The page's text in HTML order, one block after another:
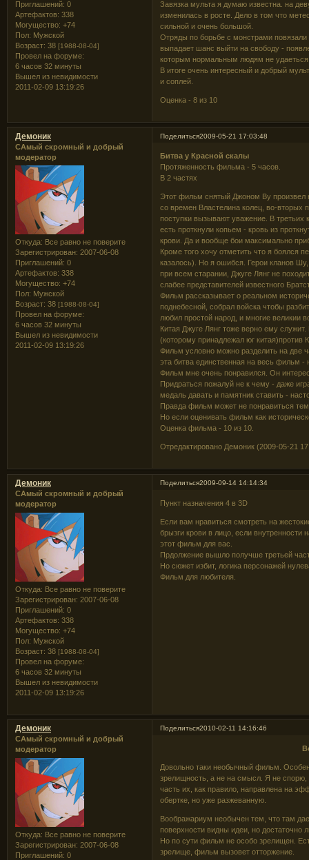
Приглашений: 0
Артефактов: 338
Могущество: +74
Пол: Мужской
Возраст: 38 [1988-08-04]
Провел на форуме:
6 часов 32 минуты
Вышел из невидимости
2011-02-09 13:19:26
Завязка мульта я думаю известна. на
изменилась в росте. Дело в том что
сильной и очень большой.
Отряды по борьбе с монстрами
выпадает шанс выйти на свободу -
которым нормальным людям не удаеться
В итоге очень интересный и добрый
и соплей.
Оценка - 8 из 10
Поделиться2009-05-21 17:03:48
Демоник
САмый скромный и добрый
модератор
Откуда: Все равно не поверите
Зарегистрирован: 2007-06-08
Приглашений: 0
Артефактов: 338
Могущество: +74
Пол: Мужской
Возраст: 38 [1988-08-04]
Провел на форуме:
6 часов 32 минуты
Вышел из невидимости
2011-02-09 13:19:26
Битва у Красной скалы
Протяженность фильма - 5 часов.
В 2 частях
Этот фильм снятый Джоном Ву произвел
со времен Властелина колец, во-вторых
поступки вызывают уважение. В третьих
есть проткнули копьем - кровь из
крови. Да и вообще бои максимально
Кроме того хочу отметить что я боялся
казалось). Но я ошибся. Герои кланов
при всем старании, Джуге Лянг не
слабее представителей известного
Фильм рассказывает о реальном
поднебесной, собрал войска чтобы
любил простой народ, и многие великии
Китая Джуге Лянг тоже верно ему
(которому принадлежал юг китая)против
Фильм условно можно разделить на две
эта битва единственная на весь фильм -
Фильм мне очень понравился. Он
Придраться пожалуй не к чему - даже
медаль давать и памятник ставить -
Правда фильм может не понравиться тем
Но если оценивать фильм как
Оценка фильма - 10 из 10.
Отредактировано Демоник (2009-05-21
Поделиться2009-09-14 14:14:34
Демоник
САмый скромный и добрый
модератор
Откуда: Все равно не поверите
Зарегистрирован: 2007-06-08
Приглашений: 0
Артефактов: 338
Могущество: +74
Пол: Мужской
Возраст: 38 [1988-08-04]
Провел на форуме:
6 часов 32 минуты
Вышел из невидимости
2011-02-09 13:19:26
Пункт назначения 4 в 3D
Если вам нравиться смотреть на
брызги крови в лицо, если
этот фильм для вас.
Прдолжение вышло получше третьей
Но сюжет избит, логика персонажей
Фильм для любителя.
Поделиться2010-02-11 14:16:46
Демоник
САмый скромный и добрый
модератор
Откуда: Все равно не поверите
Зарегистрирован: 2007-06-08
Приглашений: 0
Довольно таки необычный фильм.
зрелищность, а не на смысл. Я не
часть их, как правило, направлена на
обертке, но уже разжеванную.
Воображариум необычен тем, что там
поверхности видны идеи, но
Но по сути фильм не особо зрелищен.
зрелище, фильм вызовет отторжение.